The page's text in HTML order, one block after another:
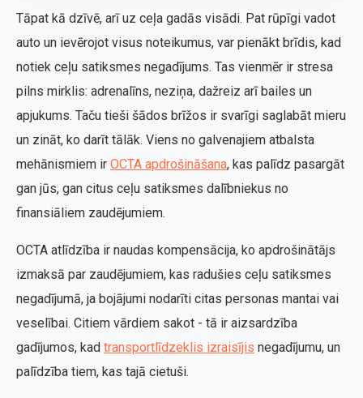
Tāpat kā dzīvē, arī uz ceļa gadās visādi. Pat rūpīgi vadot
auto un ievērojot visus noteikumus, var pienākt brīdis, kad
notiek ceļu satiksmes negadījums. Tas vienmēr ir stresa
pilns mirklis: adrenalīns, neziņa, dažreiz arī bailes un
apjukums. Taču tieši šādos brīžos ir svarīgi saglabāt mieru
un zināt, ko darīt tālāk. Viens no galvenajiem atbalsta
mehānismiem ir OCTA apdrošināšana, kas palīdz pasargāt
gan jūs, gan citus ceļu satiksmes dalībniekus no
finansiāliem zaudējumiem.
OCTA atlīdzība ir naudas kompensācija, ko apdrošinātājs
izmaksā par zaudējumiem, kas radušies ceļu satiksmes
negadījumā, ja bojājumi nodarīti citas personas mantai vai
veselībai. Citiem vārdiem sakot - tā ir aizsardzība
gadījumos, kad transportlīdzeklis izraisījis negadījumu, un
palīdzība tiem, kas tajā cietuši.